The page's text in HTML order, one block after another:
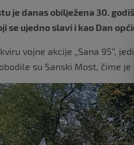
je danas obilježena 30.
se ujedno slavi i kao Dan
vojne akcije „Sana 95“,
su Sanski Most, čime